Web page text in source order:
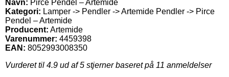
Navn: Pirce Pendel – Artemide
Kategori: Lamper -> Pendler -> Artemide Pendler -> Pirce
Pendel – Artemide
Producent: Artemide
Varenummer: 4459398
EAN: 8052993008350
Vurderet til 4.9 ud af 5 stjerner baseret på 11 anmeldelser